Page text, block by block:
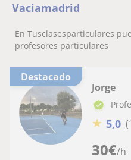
Vaciamadrid
En Tusclasesparticulares
profesores particulares
Destacado
30€/h
Jorge
★ 5,0